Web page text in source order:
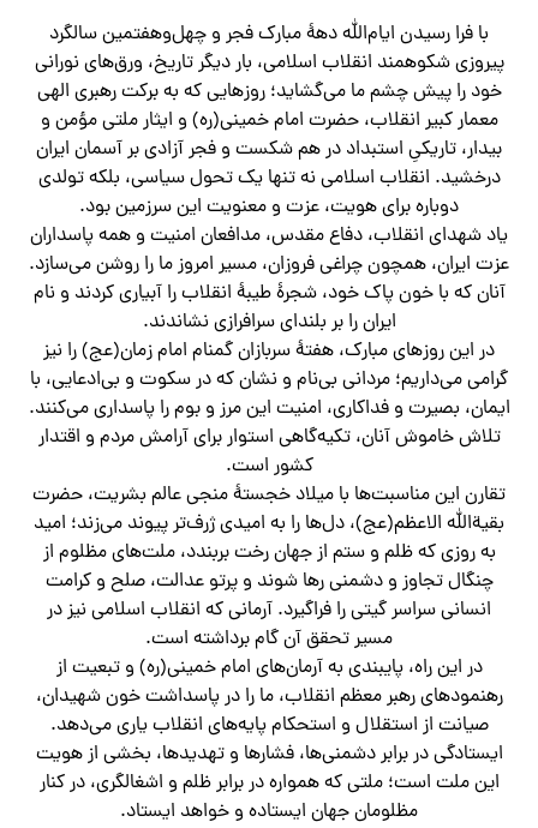
با فرا رسیدن ایام‌الله دههٔ مبارک فجر و چهل‌وهفتمین سالگرد
پیروزی شکوهمند انقلاب اسلامی، بار دیگر تاریخ، ورق‌های نورانی
خود را پیش چشم ما می‌گشاید؛ روزهایی که به برکت رهبری الهی
معمار کبیر انقلاب، حضرت امام خمینی(ره) و ایثار ملتی مؤمن و
بیدار، تاریکیِ استبداد در هم شکست و فجر آزادی بر آسمان ایران
درخشید. انقلاب اسلامی نه تنها یک تحول سیاسی، بلکه تولدی
دوباره برای هویت، عزت و معنویت این سرزمین بود.
یاد شهدای انقلاب، دفاع مقدس، مدافعان امنیت و همه پاسداران
عزت ایران، همچون چراغی فروزان، مسیر امروز ما را روشن می‌سازد.
آنان که با خون پاک خود، شجرهٔ طیبهٔ انقلاب را آبیاری کردند و نام
ایران را بر بلندای سرافرازی نشاندند.
در این روزهای مبارک، هفتهٔ سربازان گمنام امام زمان(عج) را نیز
گرامی می‌داریم؛ مردانی بی‌نام و نشان که در سکوت و بی‌ادعایی، با
ایمان، بصیرت و فداکاری، امنیت این مرز و بوم را پاسداری می‌کنند.
تلاش خاموش آنان، تکیه‌گاهی استوار برای آرامش مردم و اقتدار
کشور است.
تقارن این مناسبت‌ها با میلاد خجستهٔ منجی عالم بشریت، حضرت
بقیةالله الاعظم(عج)، دل‌ها را به امیدی ژرف‌تر پیوند می‌زند؛ امید
به روزی که ظلم و ستم از جهان رخت بربندد، ملت‌های مظلوم از
چنگال تجاوز و دشمنی رها شوند و پرتو عدالت، صلح و کرامت
انسانی سراسر گیتی را فراگیرد. آرمانی که انقلاب اسلامی نیز در
مسیر تحقق آن گام برداشته است.
در این راه، پایبندی به آرمان‌های امام خمینی(ره) و تبعیت از
رهنمودهای رهبر معظم انقلاب، ما را در پاسداشت خون شهیدان،
صیانت از استقلال و استحکام پایه‌های انقلاب یاری می‌دهد.
ایستادگی در برابر دشمنی‌ها، فشارها و تهدیدها، بخشی از هویت
این ملت است؛ ملتی که همواره در برابر ظلم و اشغالگری، در کنار
مظلومان جهان ایستاده و خواهد ایستاد.